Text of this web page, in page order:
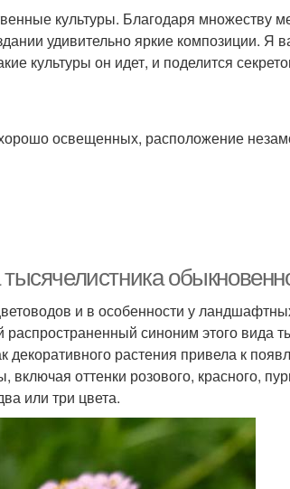
культуры. Благодаря множеству
удивительно яркие композиции. Я
культуры он идет, и поделится
освещенных, расположение
и в особенности у
синоним этого вида
декоративного растения привела к
оттенки розового, красного,
или три цвета.